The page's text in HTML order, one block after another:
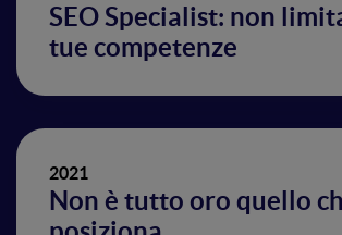
SEO Specialist: non
tue competenze
2021
Non è tutto oro quello